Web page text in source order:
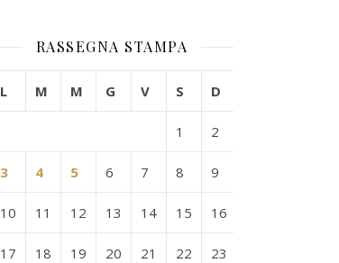
RASSEGNA STAMPA
L M M G V S D
1 2
3 4 5 6 7 8 9
10 11 12 13 14 15 16
17 18 19 20 21 22 23